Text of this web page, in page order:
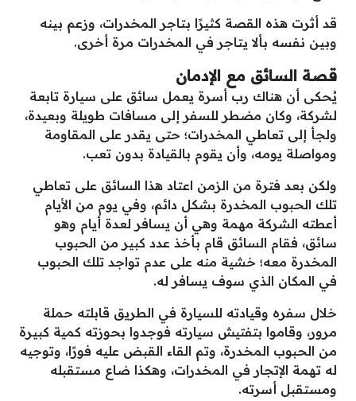
قد أثرت هذه القصة كثيرًا بتاجر المخدرات، وزعم بينه
وبين نفسه بألا يتاجر في المخدرات مرة أخرى.
قصة السائق مع الإدمان
يُحكى أن هناك رب أسرة يعمل سائق على سيارة تابعة
لشركة، وكان مضطر للسفر إلى مسافات طويلة وبعيدة،
ولجأ إلى تعاطي المخدرات؛ حتى يقدر على المقاومة
ومواصلة يومه، وأن يقوم بالقيادة بدون تعب.
ولكن بعد فترة من الزمن اعتاد هذا السائق على تعاطي
تلك الحبوب المخدرة بشكل دائم، وفي يوم من الأيام
أعطته الشركة مهمة وهي أن يسافر لعدة أيام وهو
سائق، فقام السائق قام بأخذ عدد كبير من الحبوب
المخدرة معه؛ خشية منه على عدم تواجد تلك الحبوب
في المكان الذي سوف يسافر له.
خلال سفره وقيادته للسيارة في الطريق قابلته حملة
مرور، وقاموا بتفتيش سيارته فوجدوا بحوزته كمية كبيرة
من الحبوب المخدرة، وتم القاء القبض عليه فورًا، وتوجيه
له تهمة الإتجار في المخدرات، وهكذا ضاع مستقبله
ومستقبل أسرته.